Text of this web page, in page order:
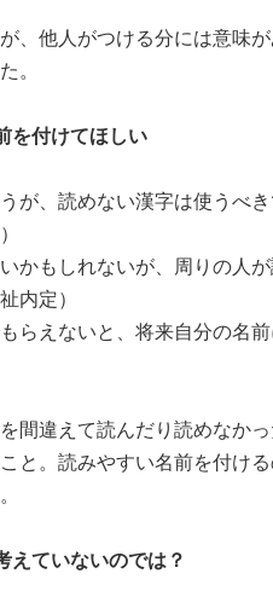
、他人がつける分には意味
。
を付けてほしい
うが、読めない漢字は使うべ
いかもしれないが、周りの人
内定）
もらえないと、将来自分の名
間違えて読んだり読めなか
と。読みやすい名前を付け
えていないのでは？